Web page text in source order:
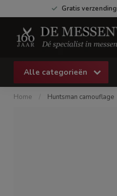
Gratis verzending
Alle categorieën
Home / Huntsman camouflage